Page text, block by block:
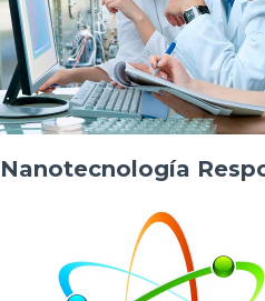
Nanotecnología